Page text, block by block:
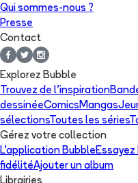
Qui sommes-nous ?
Presse
Contact
Explorez Bubble
Trouvez de l'inspiration
dessinéeComicsMangas
sélectionsToutes les séries
Gérez votre collection
L'application BubbleEssayez
fidélitéAjouter un album